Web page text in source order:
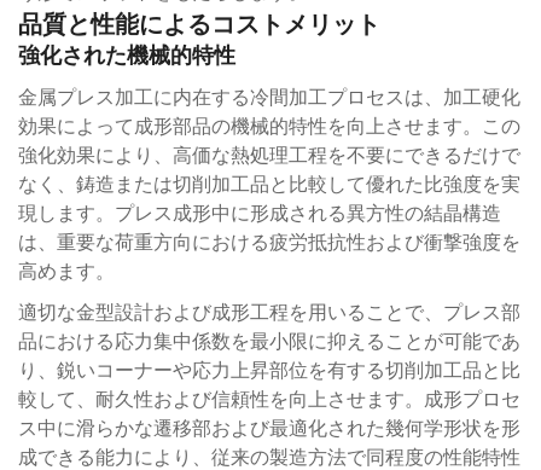
品質と性能によるコストメリット
強化された機械的特性
金属プレス加工に内在する冷間加工プロセスは、加工硬化
効果によって成形部品の機械的特性を向上させます。この
強化効果により、高価な熱処理工程を不要にできるだけで
なく、鋳造または切削加工品と比較して優れた比強度を実
現します。プレス成形中に形成される異方性の結晶構造
は、重要な荷重方向における疲労抵抗性および衝撃強度を
高めます。
適切な金型設計および成形工程を用いることで、プレス部
品における応力集中係数を最小限に抑えることが可能であ
り、鋭いコーナーや応力上昇部位を有する切削加工品と比
較して、耐久性および信頼性を向上させます。成形プロセ
ス中に滑らかな遷移部および最適化された幾何学形状を形
成できる能力により、従来の製造方法で同程度の性能特性